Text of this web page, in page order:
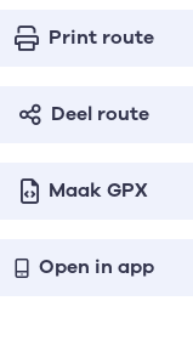
Print route
Deel route
Maak GPX
Open in app